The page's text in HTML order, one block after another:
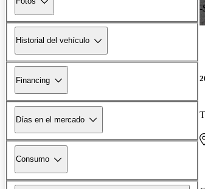
Historial del vehículo
Financing
Días en el mercado
Consumo
-